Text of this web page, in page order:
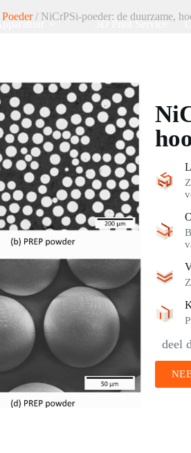
3D Print Service
/ NiCrPSi-poeder: de duurzame,
deel